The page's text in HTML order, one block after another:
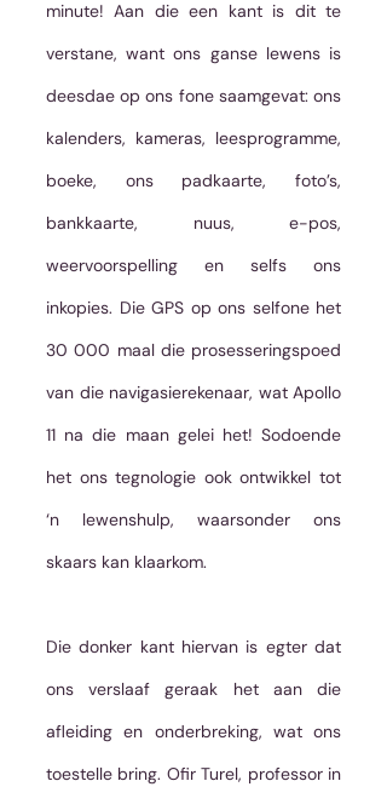
minute! Aan die een kant is dit te
verstane, want ons ganse lewens is
deesdae op ons fone saamgevat: ons
kalenders, kameras, leesprogramme,
boeke, ons padkaarte, foto’s,
bankkaarte, nuus, e-pos,
weervoorspelling en selfs ons
inkopies. Die GPS op ons selfone het
30 000 maal die prosesseringspoed
van die navigasierekenaar, wat Apollo
11 na die maan gelei het! Sodoende
het ons tegnologie ook ontwikkel tot
‘n lewenshulp, waarsonder ons
skaars kan klaarkom.
Die donker kant hiervan is egter dat
ons verslaaf geraak het aan die
afleiding en onderbreking, wat ons
toestelle bring. Ofir Turel, professor in